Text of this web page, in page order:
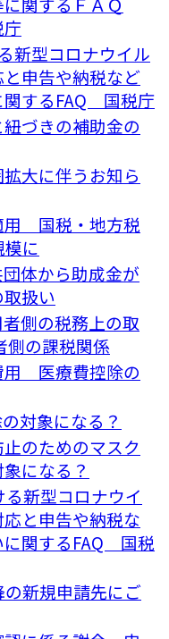
庁
新型コロナウイル
申告や納税など
関するFAQ 国税庁
づきの補助金の
大に伴うお知ら
用 国税・地方税
に
体から助成金が
扱い
側の税務上の取
の課税関係
用 医療費控除の
対象になる？
のためのマスク
になる？
新型コロナウイ
と申告や納税な
に関するFAQ 国税
新規申請先にご